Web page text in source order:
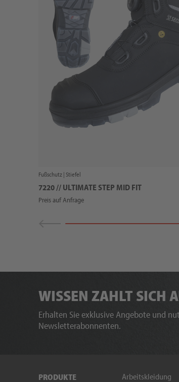
Fußschutz | Stiefel
7220 // ULTIMATE STEP MID FIT
Preis auf Anfrage
WISSEN ZAHLT SICH
Erhalten Sie exklusive Angebote und
Newsletterabonnenten.
PRODUKTE
Arbeitskleidung